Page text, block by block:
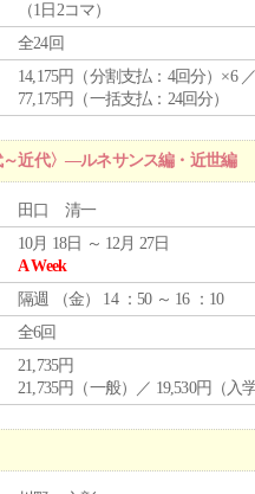
（1日2コマ）
全24回
14,175円（分割支払：4回分）×6
77,175円（一括支払：24回分）
近代〉―ルネサンス編・近世編
田口 清一
10月 18日 ～ 12月 27日
A Week
隔週 （金） 14 ：50 ～ 16 ：10
全6回
21,735円
21,735円（一般）／ 19,530円（入